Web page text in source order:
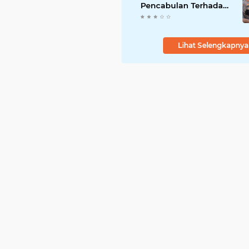
Pencabulan Terhadap
Tujuh Anak Dibawah
Lihat Selengkapnya